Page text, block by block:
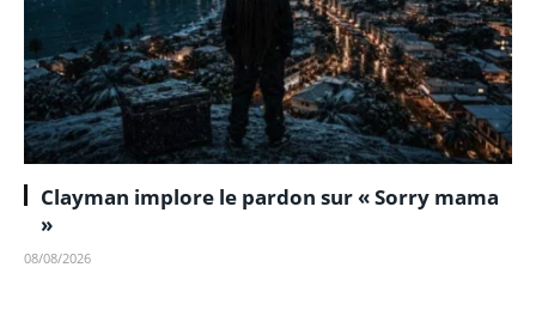
Clayman implore le pardon sur « Sorry mama
»
08/08/2026